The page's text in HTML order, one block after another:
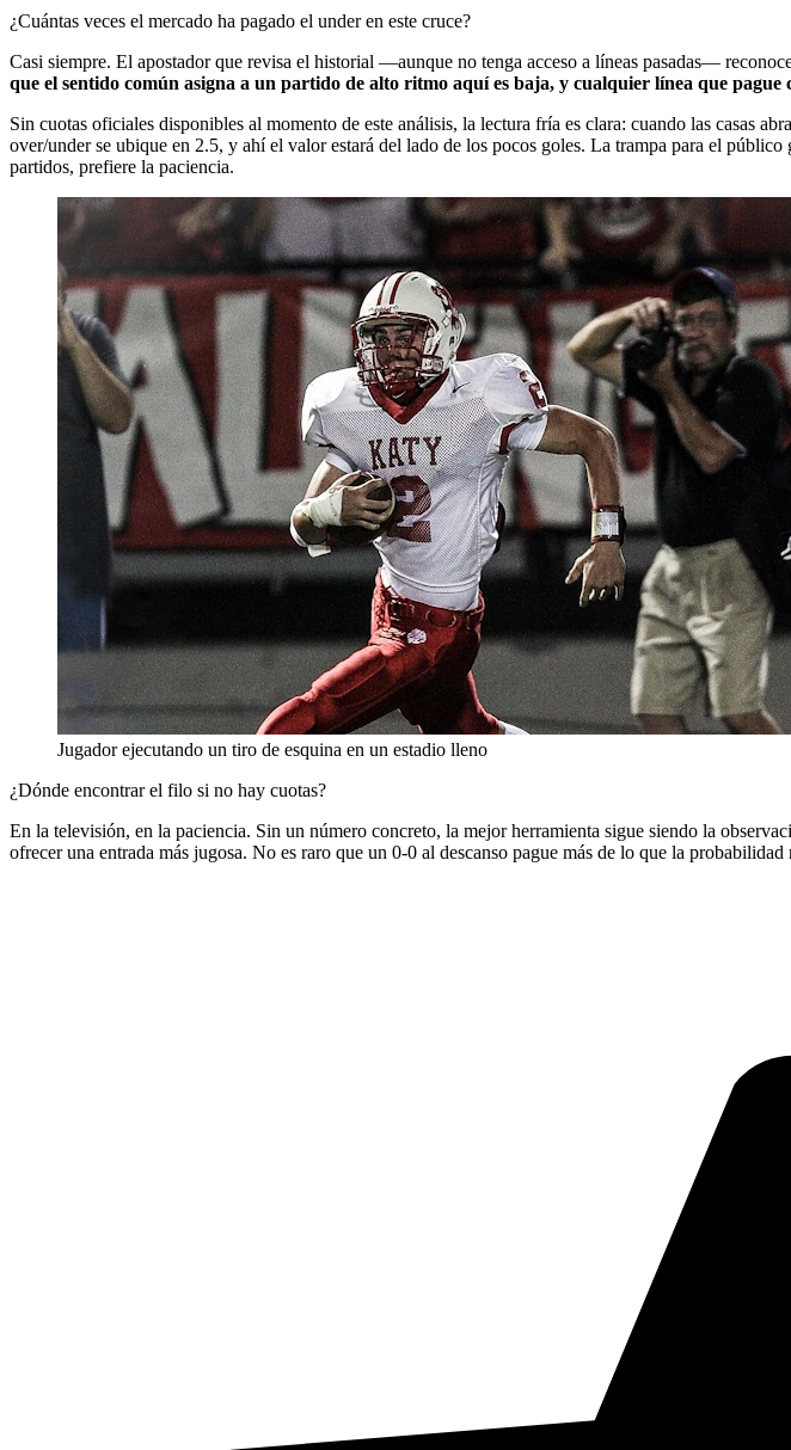
¿Cuántas veces el mercado ha pagado el under en este cruce?
Casi siempre. El apostador que revisa el historial —aunque no tenga acceso a líneas pasadas—
que el sentido común asigna a un partido de alto ritmo aquí es baja, y cualquier línea que pague
Sin cuotas oficiales disponibles al momento de este análisis, la lectura fría es clara: cuando las casas
over/under se ubique en 2.5, y ahí el valor estará del lado de los pocos goles. La trampa para el
partidos, prefiere la paciencia.
Jugador ejecutando un tiro de esquina en un estadio lleno
¿Dónde encontrar el filo si no hay cuotas?
En la televisión, en la paciencia. Sin un número concreto, la mejor herramienta sigue siendo la
ofrecer una entrada más jugosa. No es raro que un 0-0 al descanso pague más de lo que la